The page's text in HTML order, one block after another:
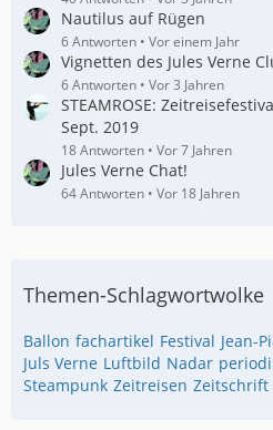
Nautilus auf Rügen
6 Antworten Vor einem Jahr
Vignetten des Jules Verne
6 Antworten Vor 3 Jahren
STEAMROSE:
Sept. 2019
18 Antworten Vor 7 Jahren
Jules Verne Chat!
64 Antworten Vor 18 Jahren
Themen-Schlagwortwolke
Ballon fachartikel Festival Jean-
Juls Verne Luftbild Nadar
Steampunk Zeitreisen Zeitschrift